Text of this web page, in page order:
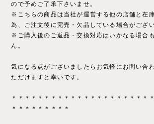
ので予めご了承下さいませ。
※こちらの商品は当社が運営する他の店舗と在
為、ご注文後に完売・欠品している場合がござい
※ご購入後のご返品・交換対応はいかなる場合
ん。
気になる点がございましたらお気軽にお問い合
ただけますと幸いです。
＊＊＊＊＊＊＊＊＊＊＊＊＊＊＊＊＊＊＊＊＊
＊＊＊＊＊＊＊＊＊